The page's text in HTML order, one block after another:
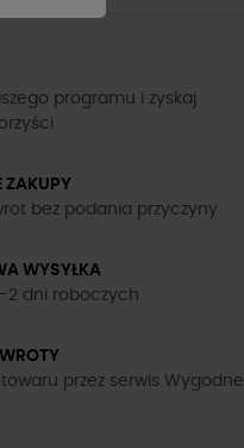
programu i zyskaj
ZAKUPY
bez podania przyczyny
WYSYŁKA
2 dni roboczych
towaru przez serwis Wygodne